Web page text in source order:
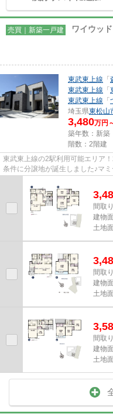
売買｜新築一戸建 ワイウッ
東武東上線 「
東武東上線 「
東武東上線 「
埼玉県東松山
3,480万円
築年数：新築
階数：2階建
東武東上線の2駅利用可能エリア
条件に分譲地が誕生しました♪マ
アショッピングスクエア東松...
間取
建物
土地
間取
建物
土地
間取
建物
土地